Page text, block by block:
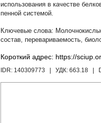
использования в качестве
пенной системой.
состав, перевариваемость,
Короткий адрес: https://
IDR: 140309773 | УДК: 663.18 |